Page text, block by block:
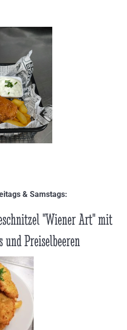
& Samstags:
"Wiener Art" mit
und Preiselbeeren